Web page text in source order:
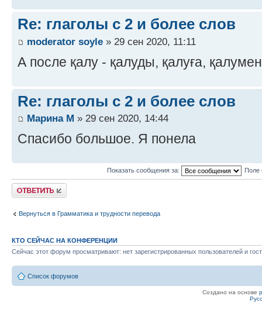
Re: глаголы с 2 и более слов
moderator soyle » 29 сен 2020, 11:11
А после қалу - қалуды, қалуға, қалумен
Re: глаголы с 2 и более слов
Марина М » 29 сен 2020, 14:44
Спасибо большое. Я понела
Показать сообщения за: Поле
Ответить
Вернуться в Грамматика и трудности перевода
КТО СЕЙЧАС НА КОНФЕРЕНЦИИ
Сейчас этот форум просматривают: нет зарегистрированных пользователей и
Список форумов
Создано на основе